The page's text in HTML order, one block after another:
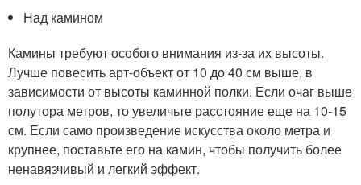
Над камином
Камины требуют особого внимания из-за их высоты.
Лучше повесить арт-объект от 10 до 40 см выше, в
зависимости от высоты каминной полки. Если очаг выше
полутора метров, то увеличьте расстояние еще на 10-15
см. Если само произведение искусства около метра и
крупнее, поставьте его на камин, чтобы получить более
ненавязчивый и легкий эффект.